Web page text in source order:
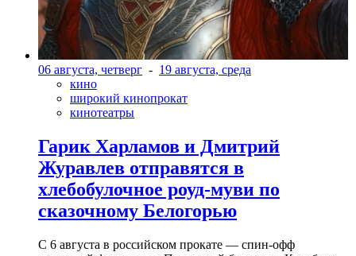
06 августа, четверг - 19 августа, среда
кино
широкий кинопрокат
кинотеатры
Гарик Харламов и Дмитрий
Журавлев отправятся в
хлебобулочное роуд-муви по
сказочному Белогорью
С 6 августа в российском прокате — спин-офф